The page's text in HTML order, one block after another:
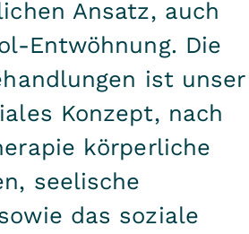
Ansatz, auch
Entwöhnung. Die
ist unser
Konzept, nach
körperliche
seelische
das soziale